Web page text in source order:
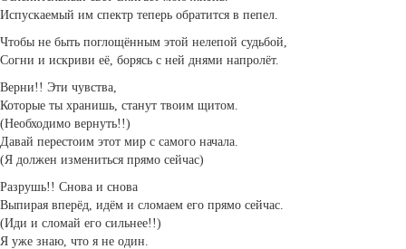
Испускаемый им спектр теперь обратится в пепел.
Чтобы не быть поглощённым этой нелепой судьбой,
Согни и искриви её, борясь с ней днями напролёт.
Верни!! Эти чувства,
Которые ты хранишь, станут твоим щитом.
(Необходимо вернуть!!)
Давай перестоим этот мир с самого начала.
(Я должен измениться прямо сейчас)
Разрушь!! Снова и снова
Выпирая вперёд, идём и сломаем его прямо сейчас.
(Иди и сломай его сильнее!!)
Я уже знаю, что я не один.